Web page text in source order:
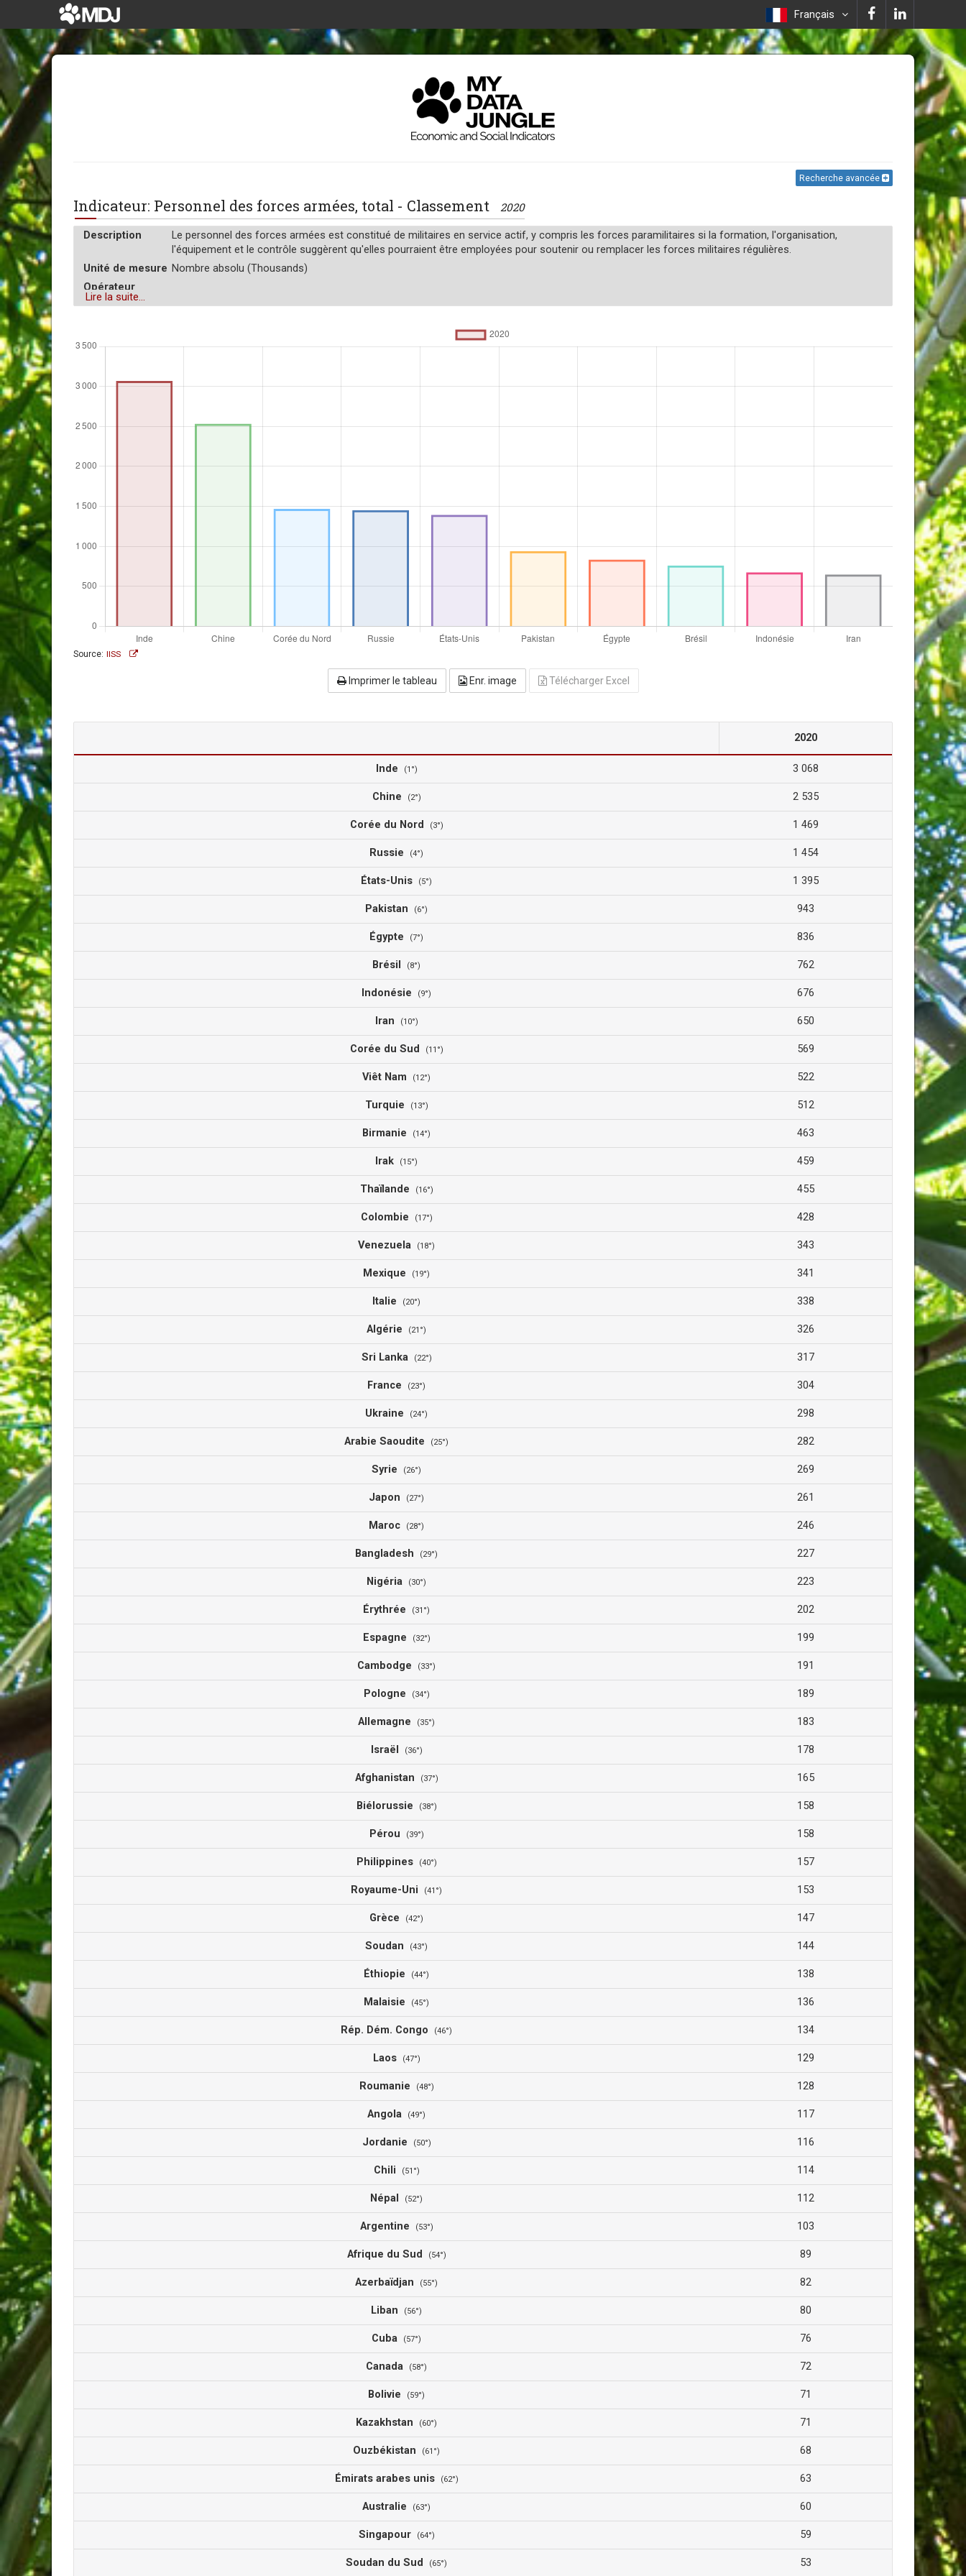
Français
Recherche avancée
Indicateur: Personnel des forces armées, total - Classement 2020
Description
Le personnel des forces armées est constitué de militaires en service actif, y compris les forces paramilitaires si la formation, l'organisation,
l'équipement et le contrôle suggèrent qu'elles pourraient être employées pour soutenir ou remplacer les forces militaires régulières.
Unité de mesure Nombre absolu (Thousands)
Opérateur
d’agrégation
Lire la suite...
Source: IISS
Imprimer le tableau Enr. image Télécharger Excel
2020
Inde (1°) 3 068
Chine (2°) 2 535
Corée du Nord (3°) 1 469
Russie (4°) 1 454
États-Unis (5°) 1 395
Pakistan (6°) 943
Égypte (7°) 836
Brésil (8°) 762
Indonésie (9°) 676
Iran (10°) 650
Corée du Sud (11°) 569
Viêt Nam (12°) 522
Turquie (13°) 512
Birmanie (14°) 463
Irak (15°) 459
Thaïlande (16°) 455
Colombie (17°) 428
Venezuela (18°) 343
Mexique (19°) 341
Italie (20°) 338
Algérie (21°) 326
Sri Lanka (22°) 317
France (23°) 304
Ukraine (24°) 298
Arabie Saoudite (25°) 282
Syrie (26°) 269
Japon (27°) 261
Maroc (28°) 246
Bangladesh (29°) 227
Nigéria (30°) 223
Érythrée (31°) 202
Espagne (32°) 199
Cambodge (33°) 191
Pologne (34°) 189
Allemagne (35°) 183
Israël (36°) 178
Afghanistan (37°) 165
Biélorussie (38°) 158
Pérou (39°) 158
Philippines (40°) 157
Royaume-Uni (41°) 153
Grèce (42°) 147
Soudan (43°) 144
Éthiopie (44°) 138
Malaisie (45°) 136
Rép. Dém. Congo (46°) 134
Laos (47°) 129
Roumanie (48°) 128
Angola (49°) 117
Jordanie (50°) 116
Chili (51°) 114
Népal (52°) 112
Argentine (53°) 103
Afrique du Sud (54°) 89
Azerbaïdjan (55°) 82
Liban (56°) 80
Cuba (57°) 76
Canada (58°) 72
Bolivie (59°) 71
Kazakhstan (60°) 71
Ouzbékistan (61°) 68
Émirats arabes unis (62°) 63
Australie (63°) 60
Singapour (64°) 59
Soudan du Sud (65°) 53